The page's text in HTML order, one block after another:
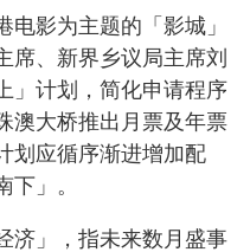
影为主题的「影城」
席、新界乡议局主席刘
」计划，简化申请程序
澳大桥推出月票及年票
划应循序渐进增加配
」。
济」，指未来数月盛事